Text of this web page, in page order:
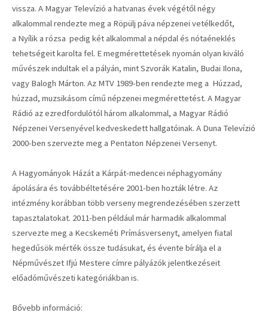
vissza. A Magyar Televízió a hatvanas évek végétől négy
alkalommal rendezte meg a Röpülj páva népzenei vetélkedőt,
a Nyílik a rózsa pedig két alkalommal a népdal és nótaéneklés
tehetségeit karolta fel. E megmérettetések nyomán olyan kiváló
művészek indultak el a pályán, mint Szvorák Katalin, Budai Ilona,
vagy Balogh Márton. Az MTV 1989-ben rendezte meg a Húzzad,
húzzad, muzsikásom című népzenei megmérettetést. A Magyar
Rádió az ezredfordulótól három alkalommal, a Magyar Rádió
Népzenei Versenyével kedveskedett hallgatóinak. A Duna Televízió
2000-ben szervezte meg a Pentaton Népzenei Versenyt.
A Hagyományok Házát a Kárpát-medencei néphagyomány
ápolására és továbbéltetésére 2001-ben hozták létre. Az
intézmény korábban több verseny megrendezésében szerzett
tapasztalatokat. 2011-ben például már harmadik alkalommal
szervezte meg a Kecskeméti Prímásversenyt, amelyen fiatal
hegedűsök mérték össze tudásukat, és évente bírálja el a
Népművészet Ifjú Mestere címre pályázók jelentkezéseit
előadóművészeti kategóriákban is.
Bővebb információ: